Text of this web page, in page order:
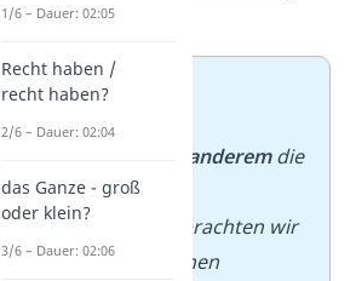
richtig.
➡️Beispiele:
– Isaac Newton
unter anderemdie
Schwerkraft.
– Beim Picknick brachten wir
viele leckere Sachen
1/6 – Dauer: 02:05
Recht haben /
recht haben?
2/6 – Dauer: 02:04
das Ganze - groß
oder klein?
3/6 – Dauer: 02:06